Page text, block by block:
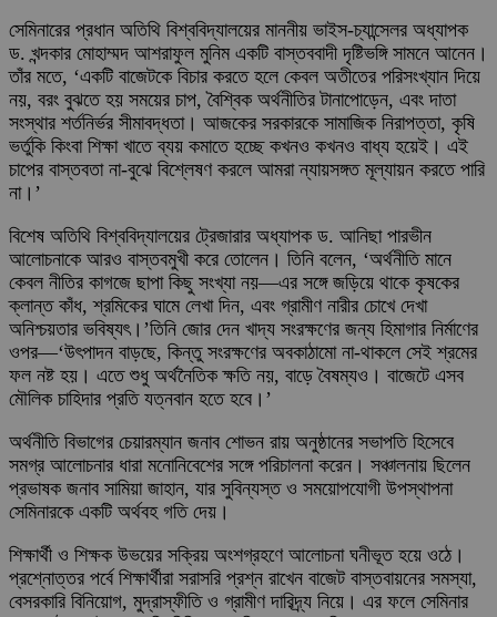
সেমিনারের প্রধান অতিথি বিশ্ববিদ্যালয়ের মাননীয় ভাইস-চ্যান্সেলর অধ্যাপক
ড. খন্দকার মোহাম্মদ আশরাফুল মুনিম একটি বাস্তববাদী দৃষ্টিভঙ্গি সামনে আনেন।
তাঁর মতে, ‘একটি বাজেটকে বিচার করতে হলে কেবল অতীতের পরিসংখ্যান দিয়ে
নয়, বরং বুঝতে হয় সময়ের চাপ, বৈশ্বিক অর্থনীতির টানাপোড়েন, এবং দাতা
সংস্থার শর্তনির্ভর সীমাবদ্ধতা। আজকের সরকারকে সামাজিক নিরাপত্তা, কৃষি
ভর্তুকি কিংবা শিক্ষা খাতে ব্যয় কমাতে হচ্ছে কখনও কখনও বাধ্য হয়েই। এই
চাপের বাস্তবতা না-বুঝে বিশ্লেষণ করলে আমরা ন্যায়সঙ্গত মূল্যায়ন করতে পারি
না।’
বিশেষ অতিথি বিশ্ববিদ্যালয়ের ট্রেজারার অধ্যাপক ড. আনিছা পারভীন
আলোচনাকে আরও বাস্তবমুখী করে তোলেন। তিনি বলেন, ‘অর্থনীতি মানে
কেবল নীতির কাগজে ছাপা কিছু সংখ্যা নয়—এর সঙ্গে জড়িয়ে থাকে কৃষকের
ক্লান্ত কাঁধ, শ্রমিকের ঘামে লেখা দিন, এবং গ্রামীণ নারীর চোখে দেখা
অনিশ্চয়তার ভবিষ্যৎ।’তিনি জোর দেন খাদ্য সংরক্ষণের জন্য হিমাগার নির্মাণের
ওপর—‘উৎপাদন বাড়ছে, কিন্তু সংরক্ষণের অবকাঠামো না-থাকলে সেই শ্রমের
ফল নষ্ট হয়। এতে শুধু অর্থনৈতিক ক্ষতি নয়, বাড়ে বৈষম্যও। বাজেটে এসব
মৌলিক চাহিদার প্রতি যত্নবান হতে হবে।’
অর্থনীতি বিভাগের চেয়ারম্যান জনাব শোভন রায় অনুষ্ঠানের সভাপতি হিসেবে
সমগ্র আলোচনার ধারা মনোনিবেশের সঙ্গে পরিচালনা করেন। সঞ্চালনায় ছিলেন
প্রভাষক জনাব সামিয়া জাহান, যার সুবিন্যস্ত ও সময়োপযোগী উপস্থাপনা
সেমিনারকে একটি অর্থবহ গতি দেয়।
শিক্ষার্থী ও শিক্ষক উভয়ের সক্রিয় অংশগ্রহণে আলোচনা ঘনীভূত হয়ে ওঠে।
প্রশ্নোত্তর পর্বে শিক্ষার্থীরা সরাসরি প্রশ্ন রাখেন বাজেট বাস্তবায়নের সমস্যা,
বেসরকারি বিনিয়োগ, মুদ্রাস্ফীতি ও গ্রামীণ দারিদ্র্য নিয়ে। এর ফলে সেমিনার